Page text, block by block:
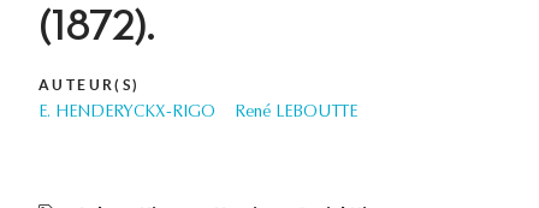
(1872).
AUTEUR(S)
E. HENDERYCKX-RIGO René LEBOUTTE